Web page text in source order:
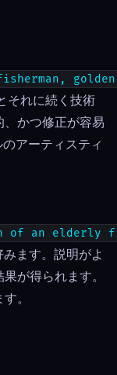
それに続く技術
かつ修正が容易
アーティスティ
of an elderly
ます。説明がよ
が得られます。
。